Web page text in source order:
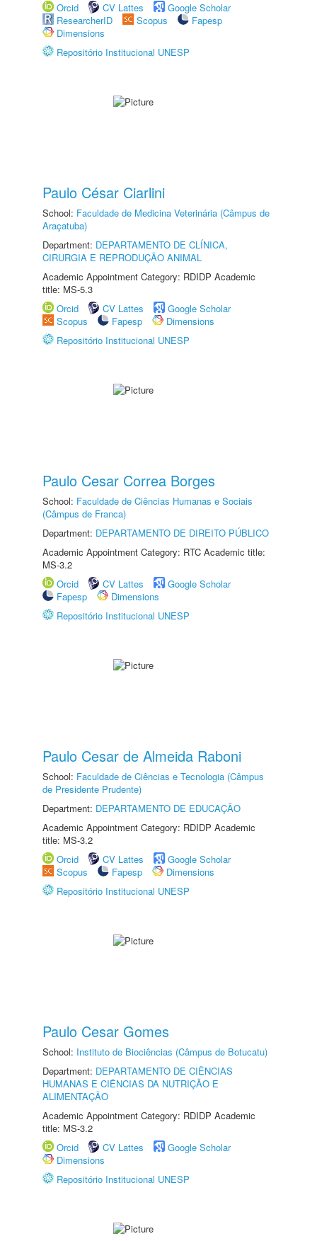
Orcid
CV Lattes
Google Scholar
ResearcherID
Scopus
Fapesp
Dimensions
Repositório Institucional UNESP
Paulo César Ciarlini
School: Faculdade de Medicina Veterinária (Câmpus de
Araçatuba)
Department: DEPARTAMENTO DE CLÍNICA,
CIRURGIA E REPRODUÇÃO ANIMAL
Academic Appointment Category: RDIDP Academic
title: MS-5.3
Orcid
CV Lattes
Google Scholar
Scopus
Fapesp
Dimensions
Repositório Institucional UNESP
Paulo Cesar Correa Borges
School: Faculdade de Ciências Humanas e Sociais
(Câmpus de Franca)
Department: DEPARTAMENTO DE DIREITO PÚBLICO
Academic Appointment Category: RTC Academic title:
MS-3.2
Orcid
CV Lattes
Google Scholar
Fapesp
Dimensions
Repositório Institucional UNESP
Paulo Cesar de Almeida Raboni
School: Faculdade de Ciências e Tecnologia (Câmpus
de Presidente Prudente)
Department: DEPARTAMENTO DE EDUCAÇÃO
Academic Appointment Category: RDIDP Academic
title: MS-3.2
Orcid
CV Lattes
Google Scholar
Scopus
Fapesp
Dimensions
Repositório Institucional UNESP
Paulo Cesar Gomes
School: Instituto de Biociências (Câmpus de Botucatu)
Department: DEPARTAMENTO DE CIÊNCIAS
HUMANAS E CIÊNCIAS DA NUTRIÇÃO E
ALIMENTAÇÃO
Academic Appointment Category: RDIDP Academic
title: MS-3.2
Orcid
CV Lattes
Google Scholar
Dimensions
Repositório Institucional UNESP